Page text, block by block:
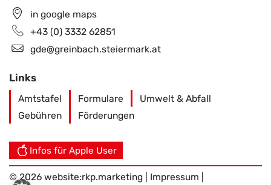
in google maps
+43 (0) 3332 62851
gde@greinbach.steiermark.at
Links
Amtstafel Formulare
Umwelt & Abfall
Gebühren
Förderungen
Infos für Apple User
© 2026 website:rkp.marketing Impressum